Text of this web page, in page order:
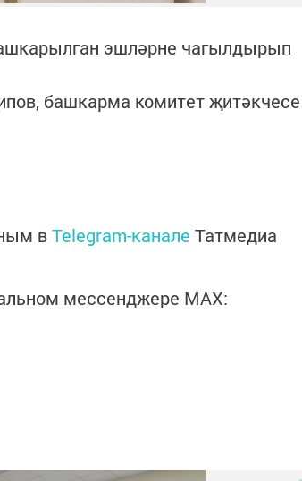
эшләрне чагылдырып
башкарма комитет җитәкчесе
вTelegram-канале Татмедиа
мессенджере MАХ: